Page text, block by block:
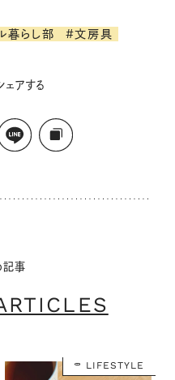
暮らし部 #文房具
ェアする
記事
LIFESTYLE